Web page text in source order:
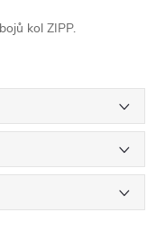
kol ZIPP.